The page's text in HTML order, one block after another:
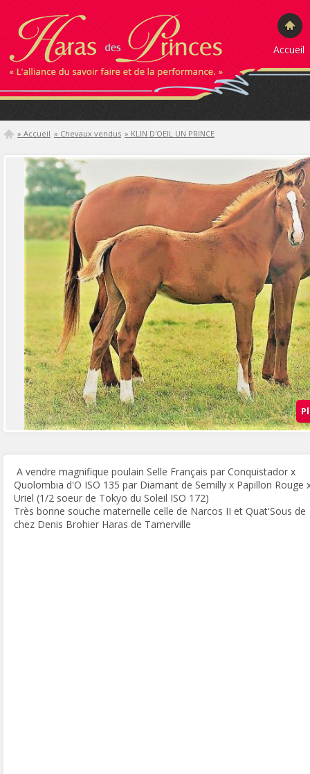
Accueil
» Accueil » Chevaux vendus » KLIN D'OEIL UN PRINCE
A vendre magnifique poulain Selle Français par Conquistador x
Quolombia d'O ISO 135 par Diamant de Semilly x Papillon Rouge
Uriel (1/2 soeur de Tokyo du Soleil ISO 172)
Très bonne souche maternelle celle de Narcos II et Quat'Sous de
chez Denis Brohier Haras de Tamerville